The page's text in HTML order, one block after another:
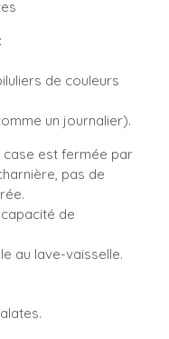
de couleurs
un journalier).
case est fermée par
pas de
de
au lave-vaisselle.